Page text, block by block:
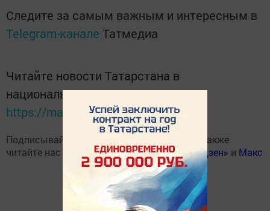
Следите за самым важным и интересным в
Telegram-канале Татмедиа
Читайте новости Татарстана в
национальном мессенджере MАХ:
https://max.ru/tatmedia
Подписывайтесь на наш
, а также
читайте нас
Вконтакте,Одноклассниках ,«Дзен» и Макс